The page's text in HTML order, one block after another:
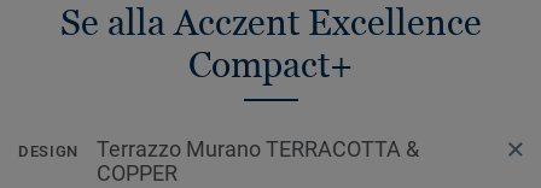
Se alla Acczent Excellence
Compact+
DESIGN
Terrazzo Murano TERRACOTTA &
COPPER